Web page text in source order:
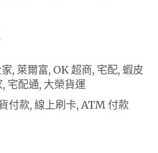
, 萊爾富, OK 超商, 宅配, 蝦皮
宅配通, 大榮貨運
付款, 線上刷卡, ATM 付款